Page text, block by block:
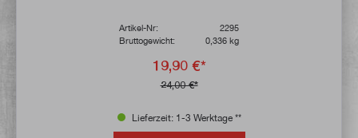
Artikel-Nr:
2295
Bruttogewicht:
0,336 kg
19,90 €*
24,00 €*
Lieferzeit: 1-3 Werktage **